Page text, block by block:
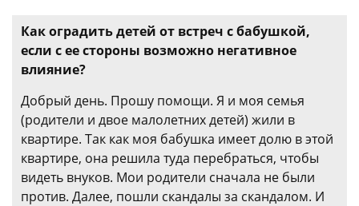
Как оградить детей от встреч с бабушкой,
если с ее стороны возможно негативное
влияние?
Добрый день. Прошу помощи. Я и моя семья
(родители и двое малолетних детей) жили в
квартире. Так как моя бабушка имеет долю в этой
квартире, она решила туда перебраться, чтобы
видеть внуков. Мои родители сначала не были
против. Далее, пошли скандалы за скандалом. И